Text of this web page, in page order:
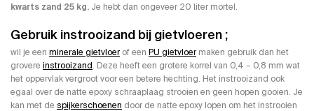
kwarts zand 25 kg. Je hebt dan ongeveer 20 liter mortel.
Gebruik instrooizand bij gietvloeren ;
wil je een minerale gietvloerof een PU gietvloermaken gebruik dan het
grovere instrooizand. Deze heeft een grotere korrel van 0,4 – 0,8 mm wat
het oppervlak vergroot voor een betere hechting. Het instrooizand ook
egaal over de natte epoxy schraaplaag strooien en geen hopen gooien. Je
kan met de spijkerschoenen door de natte epoxy lopen om het instrooien